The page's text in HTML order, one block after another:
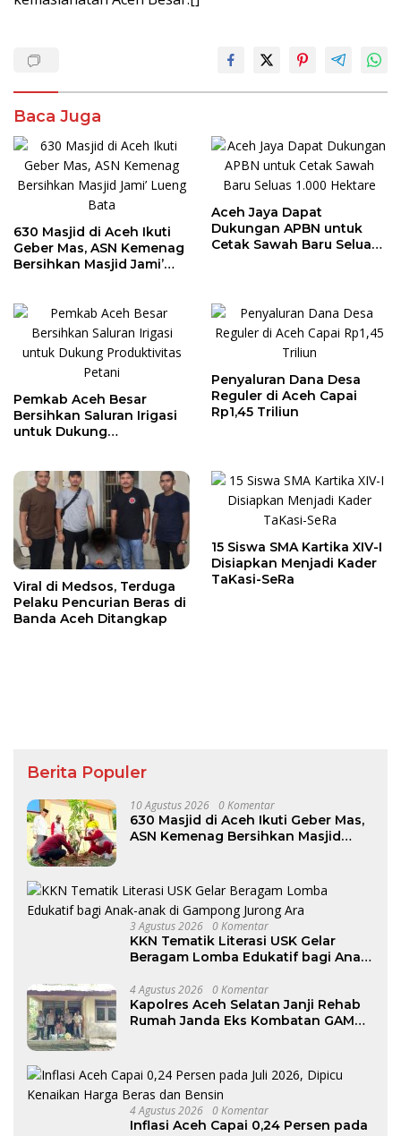
Baca Juga
630 Masjid di Aceh Ikuti
Geber Mas, ASN Kemenag
Bersihkan Masjid Jami’
Aceh Jaya Dapat
Dukungan APBN untuk
Cetak Sawah Baru Seluas
Pemkab Aceh Besar
Bersihkan Saluran Irigasi
untuk Dukung
Penyaluran Dana Desa
Reguler di Aceh Capai
Rp1,45 Triliun
Viral di Medsos, Terduga
Pelaku Pencurian Beras di
Banda Aceh Ditangkap
15 Siswa SMA Kartika XIV-I
Disiapkan Menjadi Kader
TaKasi-SeRa
Berita Populer
10 Agustus 2026 0 Komentar
630 Masjid di Aceh Ikuti Geber Mas,
ASN Kemenag Bersihkan Masjid
3 Agustus 2026 0 Komentar
KKN Tematik Literasi USK Gelar
Beragam Lomba Edukatif bagi Anak-
4 Agustus 2026 0 Komentar
Kapolres Aceh Selatan Janji Rehab
Rumah Janda Eks Kombatan GAM
4 Agustus 2026 0 Komentar
Inflasi Aceh Capai 0,24 Persen pada